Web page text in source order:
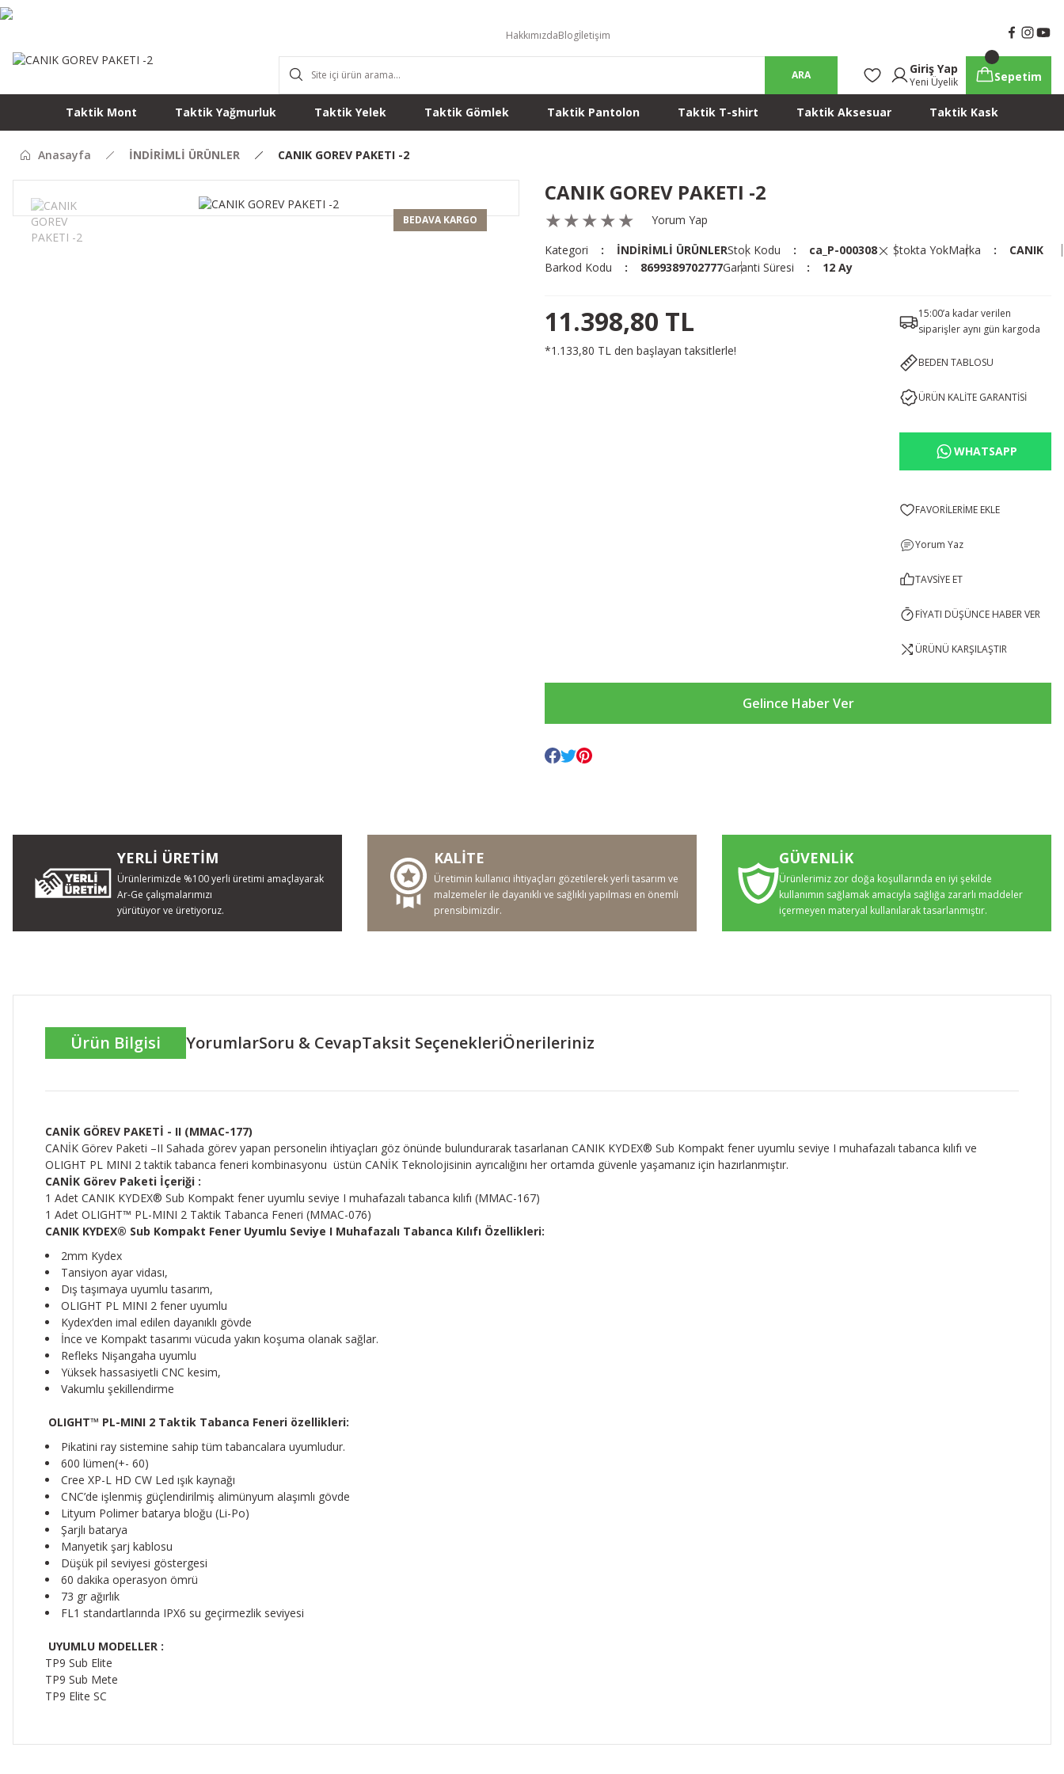
HakkımızdaBlogİletişim
ARA Giriş Yap
Yeni Üyelik Sepetim
Taktik Mont Taktik Yağmurluk Taktik Yelek Taktik Gömlek Taktik Pantolon Taktik T-shirt Taktik Aksesuar Taktik Kask
Anasayfa İNDİRİMLİ ÜRÜNLER CANIK GOREV PAKETI -2
BEDAVA KARGO
CANIK GOREV PAKETI -2
Yorum Yap
Kategori
İNDİRİMLİ ÜRÜNLERStok Kodu ca_P-000308 Stokta YokMarka
CANIK
Barkod Kodu
8699389702777Garanti Süresi 12 Ay
11.398,80 TL
*1.133,80 TL den başlayan taksitlerle!
15:00’a kadar verilen
siparişler aynı gün kargoda
BEDEN TABLOSU
ÜRÜN KALİTE GARANTİSİ
WHATSAPP
Yorum Yaz
TAVSİYE ET
FİYATI DÜŞÜNCE HABER VER
ÜRÜNÜ KARŞILAŞTIR
Gelince Haber Ver
YERLİ ÜRETİM
Ürünlerimizde %100 yerli üretimi amaçlayarak
Ar-Ge çalışmalarımızı
yürütüyor ve üretiyoruz.
KALİTE
Üretimin kullanıcı ihtiyaçları gözetilerek yerli tasarım ve
malzemeler ile dayanıklı ve sağlıklı yapılması en önemli
prensibimizdir.
GÜVENLİK
Ürünlerimiz zor doğa koşullarında en iyi şekilde
kullanımın sağlamak amacıyla sağlığa zararlı maddeler
içermeyen materyal kullanılarak tasarlanmıştır.
Ürün Bilgisi YorumlarSoru & CevapTaksit SeçenekleriÖnerileriniz
CANİK GÖREV PAKETİ - II (MMAC-177)
CANİK Görev Paketi –II Sahada görev yapan personelin ihtiyaçları göz önünde bulundurarak tasarlanan CANIK KYDEX® Sub Kompakt fener uyumlu seviye I muhafazalı tabanca kılıfı ve
OLIGHT PL MINI 2 taktik tabanca feneri kombinasyonu üstün CANİK Teknolojisinin ayrıcalığını her ortamda güvenle yaşamanız için hazırlanmıştır.
CANİK Görev Paketi İçeriği :
1 Adet CANIK KYDEX® Sub Kompakt fener uyumlu seviye I muhafazalı tabanca kılıfı (MMAC-167)
1 Adet OLIGHT™ PL-MINI 2 Taktik Tabanca Feneri (MMAC-076)
CANIK KYDEX® Sub Kompakt Fener Uyumlu Seviye I Muhafazalı Tabanca Kılıfı Özellikleri:
2mm Kydex
Tansiyon ayar vidası,
Dış taşımaya uyumlu tasarım,
OLIGHT PL MINI 2 fener uyumlu
Kydex’den imal edilen dayanıklı gövde
İnce ve Kompakt tasarımı vücuda yakın koşuma olanak sağlar.
Refleks Nişangaha uyumlu
Yüksek hassasiyetli CNC kesim,
Vakumlu şekillendirme
OLIGHT™ PL-MINI 2 Taktik Tabanca Feneri özellikleri:
Pikatini ray sistemine sahip tüm tabancalara uyumludur.
600 lümen(+- 60)
Cree XP-L HD CW Led ışık kaynağı
CNC’de işlenmiş güçlendirilmiş alimünyum alaşımlı gövde
Lityum Polimer batarya bloğu (Li-Po)
Şarjlı batarya
Manyetik şarj kablosu
Düşük pil seviyesi göstergesi
60 dakika operasyon ömrü
73 gr ağırlık
FL1 standartlarında IPX6 su geçirmezlik seviyesi
UYUMLU MODELLER :
TP9 Sub Elite
TP9 Sub Mete
TP9 Elite SC